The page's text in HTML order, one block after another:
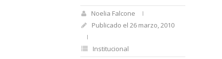
Noelia Falcone
Publicado el 26 marzo, 2010
Institucional